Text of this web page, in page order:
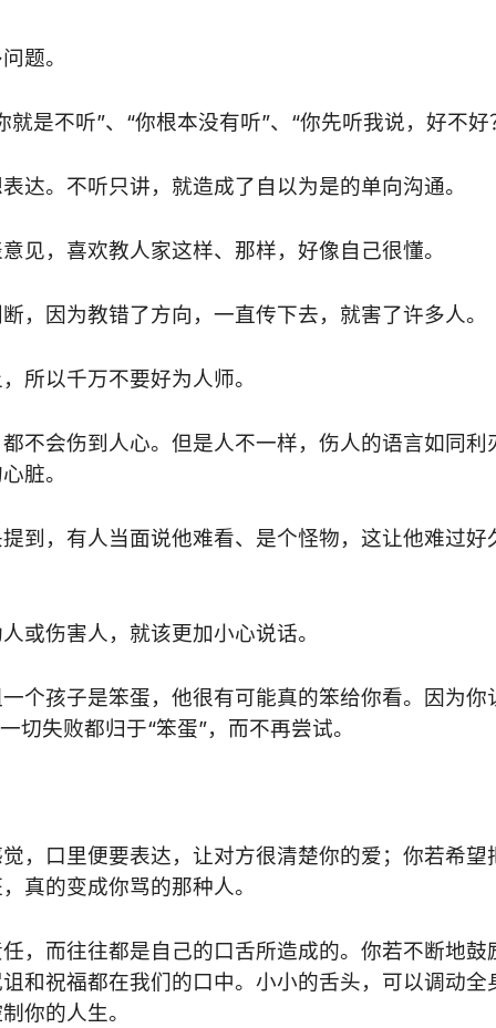
题。
是不听”、“你根本没有听”、“你先听我说，好不好
达。不听只讲，就造成了自以为是的单向沟通。
见，喜欢教人家这样、那样，好像自己很懂。
，因为教错了方向，一直传下去，就害了许多人。
所以千万不要好为人师。
不会伤到人心。但是人不一样，伤人的语言如同利
脏。
到，有人当面说他难看、是个怪物，这让他难过好
或伤害人，就该更加小心说话。
个孩子是笨蛋，他很有可能真的笨给你看。因为你
切失败都归于“笨蛋”，而不再尝试。
，口里便要表达，让对方很清楚你的爱；你若希望
真的变成你骂的那种人。
，而往往都是自己的口舌所造成的。你若不断地鼓
和祝福都在我们的口中。小小的舌头，可以调动全
你的人生。